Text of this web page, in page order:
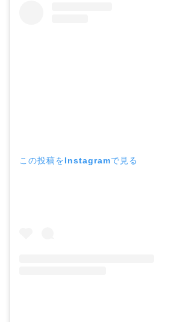
この投稿をInstagramで見る